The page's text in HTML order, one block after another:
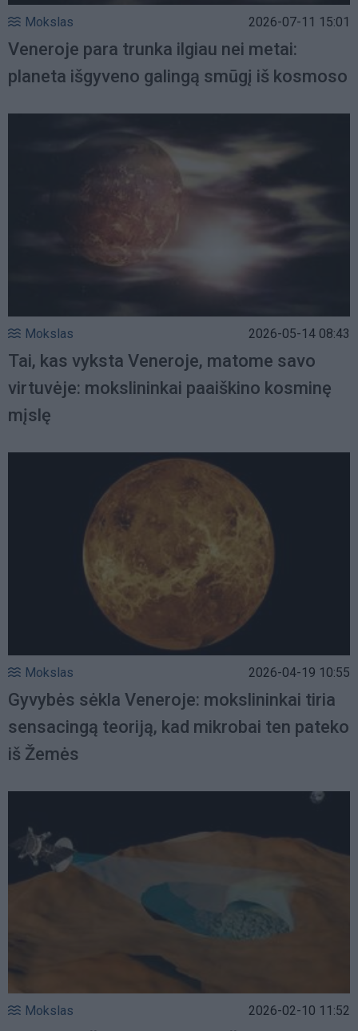
Mokslas 2026-07-11 15:01
Veneroje para trunka ilgiau nei metai:
planeta išgyveno galingą smūgį iš kosmoso
Mokslas 2026-05-14 08:43
Tai, kas vyksta Veneroje, matome savo
virtuvėje: mokslininkai paaiškino kosminę
mįslę
Mokslas 2026-04-19 10:55
Gyvybės sėkla Veneroje: mokslininkai tiria
sensacingą teoriją, kad mikrobai ten pateko
iš Žemės
Mokslas 2026-02-10 11:52